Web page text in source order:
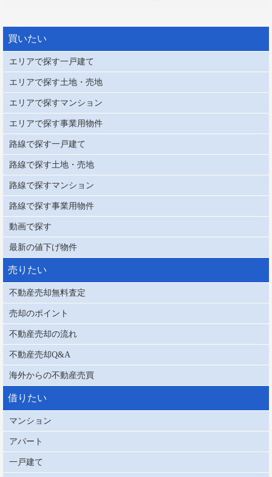
買いたい
エリアで探す一戸建て
エリアで探す土地・売地
エリアで探すマンション
エリアで探す事業用物件
路線で探す一戸建て
路線で探す土地・売地
路線で探すマンション
路線で探す事業用物件
動画で探す
最新の値下げ物件
売りたい
不動産売却無料査定
売却のポイント
不動産売却の流れ
不動産売却Q&A
海外からの不動産売買
借りたい
マンション
アパート
一戸建て